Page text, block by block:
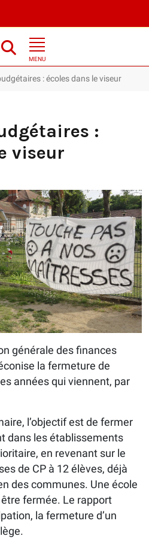
MENU
: écoles dans le viseur
:
viseur
générale des finances
la fermeture de
années qui viennent, par
l’objectif est de fermer
dans les établissements
en revenant sur le
de CP à 12 élèves, déjà
des communes. Une école
fermée. Le rapport
la fermeture d’un